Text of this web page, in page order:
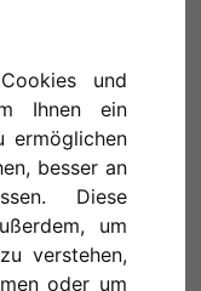
und
Ihnen ein
ermöglichen
besser an
Diese
um
verstehen,
oder um